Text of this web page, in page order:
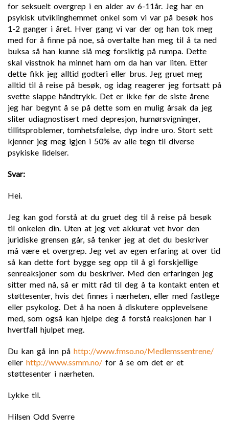
for seksuelt overgrep i en alder av 6-11år. Jeg har en
psykisk utviklinghemmet onkel som vi var på besøk hos
1-2 ganger i året. Hver gang vi var der og han tok meg
med for å finne på noe, så overtalte han meg til å ta ned
buksa så han kunne slå meg forsiktig på rumpa. Dette
skal visstnok ha minnet ham om da han var liten. Etter
dette fikk jeg alltid godteri eller brus. Jeg gruet meg
alltid til å reise på besøk, og idag reagerer jeg fortsatt på
svette slappe håndtrykk. Det er ikke før de siste årene
jeg har begynt å se på dette som en mulig årsak da jeg
sliter udiagnostisert med depresjon, humørsvigninger,
tillitsproblemer, tomhetsfølelse, dyp indre uro. Stort sett
kjenner jeg meg igjen i 50% av alle tegn til diverse
psykiske lidelser.
Svar:
Hei.
Jeg kan god forstå at du gruet deg til å reise på besøk
til onkelen din. Uten at jeg vet akkurat vet hvor den
juridiske grensen går, så tenker jeg at det du beskriver
må være et overgrep. Jeg vet av egen erfaring at over tid
så kan dette fort bygge seg opp til å gi forskjellige
senreaksjoner som du beskriver. Med den erfaringen jeg
sitter med nå, så er mitt råd til deg å ta kontakt enten et
støttesenter, hvis det finnes i nærheten, eller med fastlege
eller psykolog. Det å ha noen å diskutere opplevelsene
med, som også kan hjelpe deg å forstå reaksjonen har i
hvertfall hjulpet meg.
Du kan gå inn på http://www.fmso.no/Medlemssentrene/
eller http://www.ssmm.no/ for å se om det er et
støttesenter i nærheten.
Lykke til.
Hilsen Odd Sverre